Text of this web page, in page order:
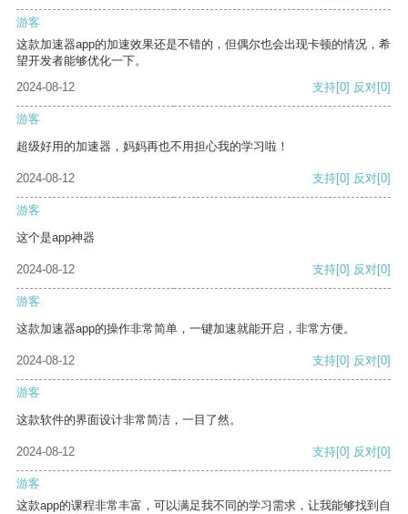
游客
这款加速器app的加速效果还是不错的，但偶尔也会出现卡顿的情况，希
望开发者能够优化一下。
2024-08-12
支持[0] 反对[0]
游客
超级好用的加速器，妈妈再也不用担心我的学习啦！
2024-08-12 支持[0] 反对[0]
游客
这个是app神器
2024-08-12 支持[0] 反对[0]
游客
这款加速器app的操作非常简单，一键加速就能开启，非常方便。
2024-08-12 支持[0] 反对[0]
游客
这款软件的界面设计非常简洁，一目了然。
2024-08-12 支持[0] 反对[0]
游客
这款app的课程非常丰富，可以满足我不同的学习需求，让我能够找到自